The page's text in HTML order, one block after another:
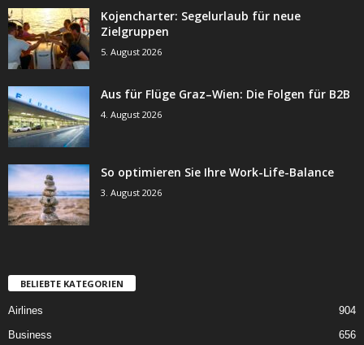
Kojencharter: Segelurlaub für neue
Zielgruppen
5. August 2026
Aus für Flüge Graz–Wien: Die Folgen für B2B
4. August 2026
So optimieren Sie Ihre Work-Life-Balance
3. August 2026
BELIEBTE KATEGORIEN
Airlines
904
Business
656